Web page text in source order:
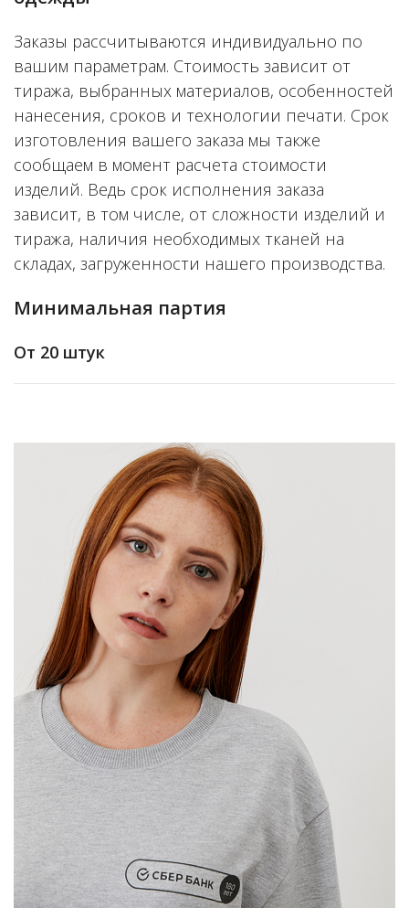
Заказы рассчитываются индивидуально по
вашим параметрам. Стоимость зависит от
тиража, выбранных материалов, особенностей
нанесения, сроков и технологии печати. Срок
изготовления вашего заказа мы также
сообщаем в момент расчета стоимости
изделий. Ведь срок исполнения заказа
зависит, в том числе, от сложности изделий и
тиража, наличия необходимых тканей на
складах, загруженности нашего производства.
Минимальная партия
От 20 штук